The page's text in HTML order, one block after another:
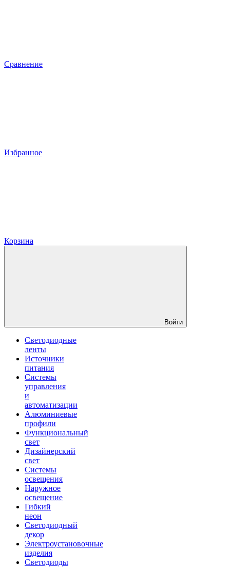
Сравнение
Избранное
Корзина
Войти
Светодиодные
ленты
Источники
питания
Системы
управления
и
автоматизации
Алюминиевые
профили
Функциональный
свет
Дизайнерский
свет
Системы
освещения
Наружное
освещение
Гибкий
неон
Светодиодный
декор
Электроустановочные
изделия
Светодиоды